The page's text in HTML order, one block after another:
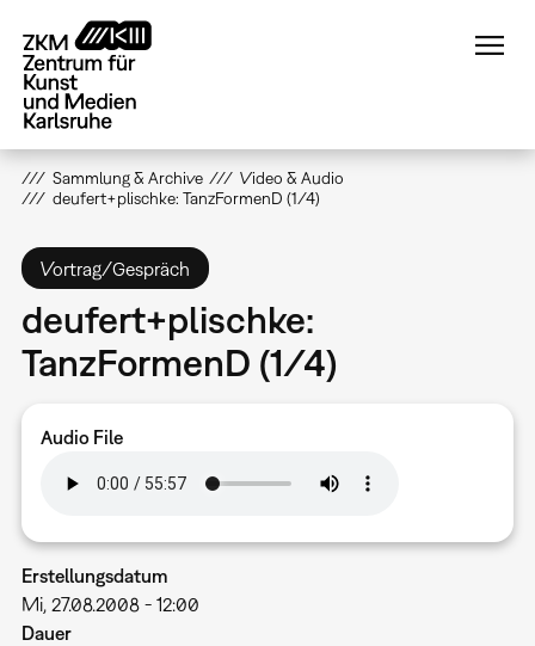
zum
Inhalt
Sammlung & Archive
Video & Audio
deufert+plischke: TanzFormenD (1/4)
Vortrag/Gespräch
deufert+plischke:
TanzFormenD (1/4)
Audio File
Erstellungsdatum
Mi, 27.08.2008 - 12:00
Dauer